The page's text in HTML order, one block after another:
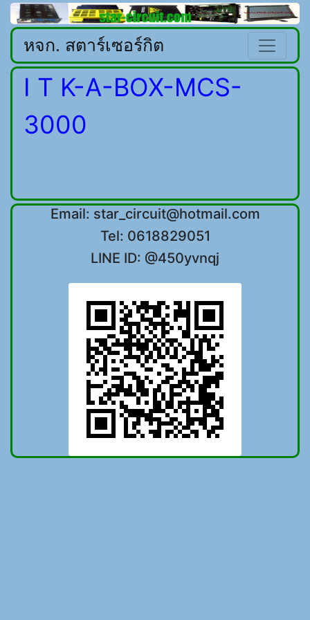
หจก. สตาร์เซอร์กิต
I T K-A-BOX-MCS-
3000
Email: star_circuit@hotmail.com
Tel: 0618829051
LINE ID: @450yvnqj